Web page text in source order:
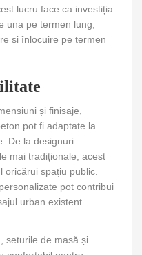
lucru face ca investiția
una pe termen lung,
și înlocuire pe termen
și finisaje,
pot fi adaptate la
De la designuri
mai tradiționale, acest
spațiu public.
pot contribui
urban existent.
seturile de masă și